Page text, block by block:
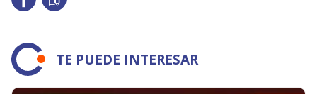
TE PUEDE INTERESAR